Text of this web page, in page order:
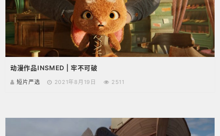
动漫作品INSMED | 牢不可破
短片严选 2021年8月19日 2511